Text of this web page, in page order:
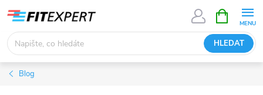
obsah
HLEDAT
NÁKUPNÍ
KOŠÍK
Blog